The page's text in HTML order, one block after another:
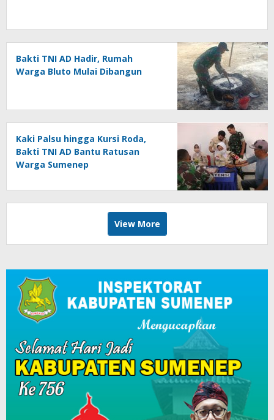
Bakti TNI AD Hadir, Rumah
Warga Bluto Mulai Dibangun
Kaki Palsu hingga Kursi Roda,
Bakti TNI AD Bantu Ratusan
Warga Sumenep
View More